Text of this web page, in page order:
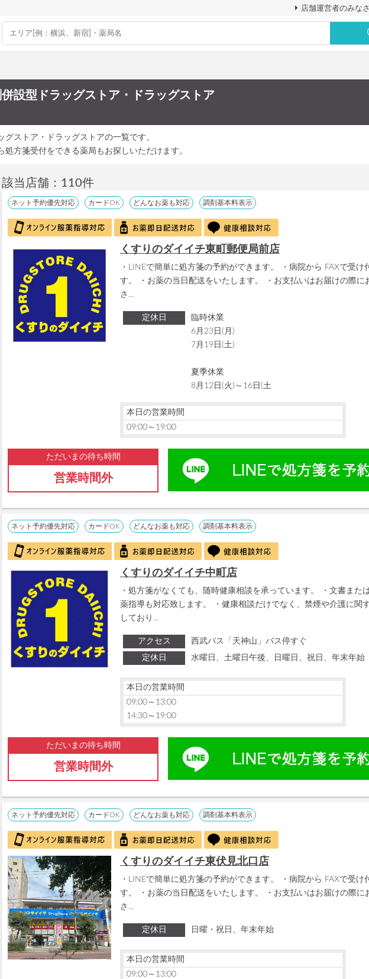
店舗運営者のみな
設型ドラッグストア・ドラッグストア
ストア・ドラッグストアの一覧です。
方箋受付をできる薬局もお探しいただけます。
該当店舗：110件
ネット予約優先対応 カードOK どんなお薬も対応 調剤基本料表示
くすりのダイイチ東町郵便局前店
・LINEで簡単に処方箋の予約ができます。 ・病院から FAXで受け
す。 ・お薬の当日配送をいたします。 ・お支払いはお届けの際に
さ...
定休日
臨時休業
6月23日(月)
7月19日(土)
夏季休業
8月12日(火)～16日(土
本日の営業時間
09:00～19:00
ただいまの待ち時間
営業時間外
ネット予約優先対応 カードOK どんなお薬も対応 調剤基本料表示
くすりのダイイチ中町店
・処方箋がなくても、随時健康相談を承っています。 ・文書また
薬指導も対応致します。 ・健康相談だけでなく、禁煙や介護に関
しており...
アクセス
西武バス「天神山」バス停すぐ
定休日
水曜日、土曜日午後、日曜日、祝日、年末年始
本日の営業時間
09:00～13:00
14:30～19:00
ただいまの待ち時間
営業時間外
ネット予約優先対応 カードOK どんなお薬も対応 調剤基本料表示
くすりのダイイチ東伏見北口店
・LINEで簡単に処方箋の予約ができます。 ・病院から FAXで受け
す。 ・お薬の当日配送をいたします。 ・お支払いはお届けの際に
さ...
定休日 日曜・祝日、年末年始
本日の営業時間
09:00～13:00